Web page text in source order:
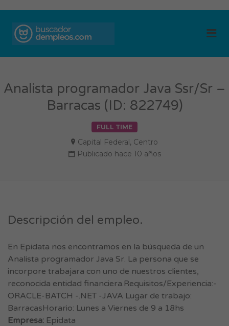
Analista programador Java Ssr/Sr –
Barracas (ID: 822749)
FULL TIME
Capital Federal, Centro
Publicado hace 10 años
Descripción del empleo.
En Epidata nos encontramos en la búsqueda de un
Analista programador Java Sr. La persona que se
incorpore trabajara con uno de nuestros clientes,
reconocida entidad financiera.Requisitos/Experiencia:-
ORACLE-BATCH -.NET -JAVA Lugar de trabajo:
BarracasHorario: Lunes a Viernes de 9 a 18hs
Empresa: Epidata